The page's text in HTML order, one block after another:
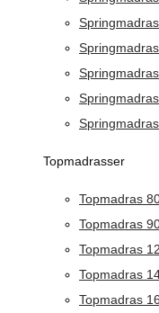
Topmadrasser
Topmadras
Topmadras
Topmadras
Topmadras
Topmadras